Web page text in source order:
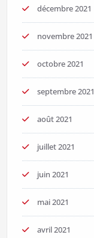
décembre 2021
novembre 2021
octobre 2021
septembre 2021
août 2021
juillet 2021
juin 2021
mai 2021
avril 2021